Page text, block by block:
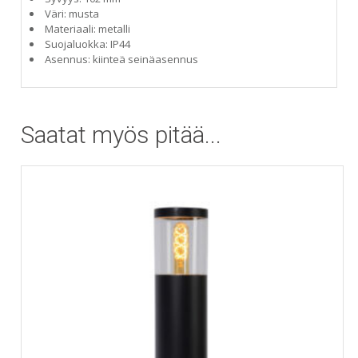
Väri: musta
Materiaali: metalli
Suojaluokka: IP44
Asennus: kiinteä seinäasennus
Saatat myös pitää...